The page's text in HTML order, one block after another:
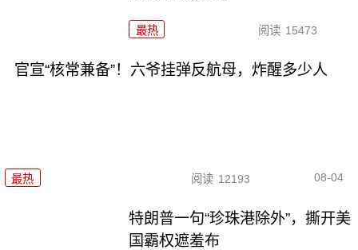
最热 阅读 15473
官宣“核常兼备”！六爷挂弹反航母，炸醒多少人
最热 阅读 12193 08-04
特朗普一句“珍珠港除外”，撕开美
国霸权遮羞布